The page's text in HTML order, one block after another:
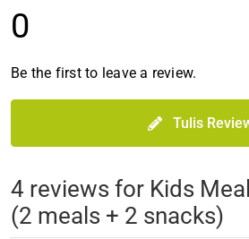
0
Be the first to leave a review.
Tulis
4 reviews for Kids
(2 meals + 2 snacks)